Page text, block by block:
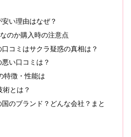
い理由はなぜ？
のか購入時の注意点
コミはサクラ疑惑の真相は？
い口コミは？
特徴・性能は
術とは？
のブランド？どんな会社？まと